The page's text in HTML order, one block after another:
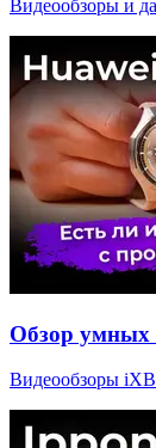
Видеообзоры и
Обзор умных
Видеообзоры